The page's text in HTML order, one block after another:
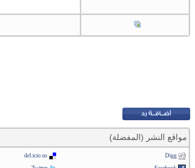
مواقع النشر (المفضلة)
Digg
del.icio.us